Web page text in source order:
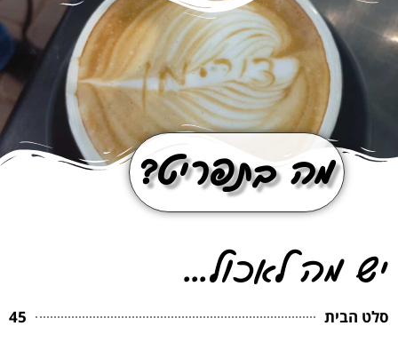
מה בתפריט?
יש מה לאכול...
סלט הבית
45